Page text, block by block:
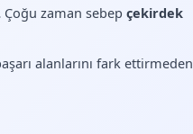
Çoğu zaman sebep çekirdek
alanlarını fark ettirmeden